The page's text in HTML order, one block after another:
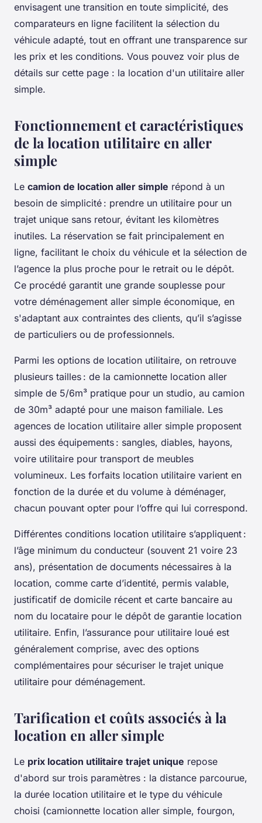
envisagent une transition en toute simplicité, des
comparateurs en ligne facilitent la sélection du
véhicule adapté, tout en offrant une transparence sur
les prix et les conditions. Vous pouvez voir plus de
détails sur cette page : la location d'un utilitaire aller
simple.
Fonctionnement et caractéristiques
de la location utilitaire en aller
simple
Le camion de location aller simple répond à un
besoin de simplicité : prendre un utilitaire pour un
trajet unique sans retour, évitant les kilomètres
inutiles. La réservation se fait principalement en
ligne, facilitant le choix du véhicule et la sélection de
l’agence la plus proche pour le retrait ou le dépôt.
Ce procédé garantit une grande souplesse pour
votre déménagement aller simple économique, en
s'adaptant aux contraintes des clients, qu’il s’agisse
de particuliers ou de professionnels.
Parmi les options de location utilitaire, on retrouve
plusieurs tailles : de la camionnette location aller
simple de 5/6m³ pratique pour un studio, au camion
de 30m³ adapté pour une maison familiale. Les
agences de location utilitaire aller simple proposent
aussi des équipements : sangles, diables, hayons,
voire utilitaire pour transport de meubles
volumineux. Les forfaits location utilitaire varient en
fonction de la durée et du volume à déménager,
chacun pouvant opter pour l’offre qui lui correspond.
Différentes conditions location utilitaire s’appliquent :
l’âge minimum du conducteur (souvent 21 voire 23
ans), présentation de documents nécessaires à la
location, comme carte d’identité, permis valable,
justificatif de domicile récent et carte bancaire au
nom du locataire pour le dépôt de garantie location
utilitaire. Enfin, l’assurance pour utilitaire loué est
généralement comprise, avec des options
complémentaires pour sécuriser le trajet unique
utilitaire pour déménagement.
Tarification et coûts associés à la
location en aller simple
Le prix location utilitaire trajet unique repose
d'abord sur trois paramètres : la distance parcourue,
la durée location utilitaire et le type du véhicule
choisi (camionnette location aller simple, fourgon,